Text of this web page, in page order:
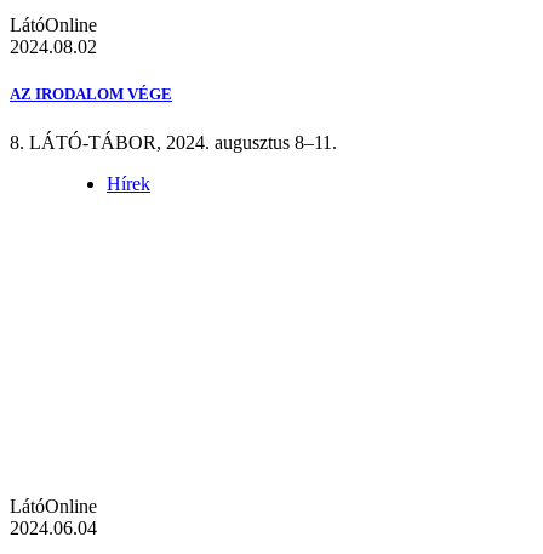
LátóOnline
2024.08.02
AZ IRODALOM VÉGE
8. LÁTÓ-TÁBOR, 2024. augusztus 8–11.
Hírek
LátóOnline
2024.06.04